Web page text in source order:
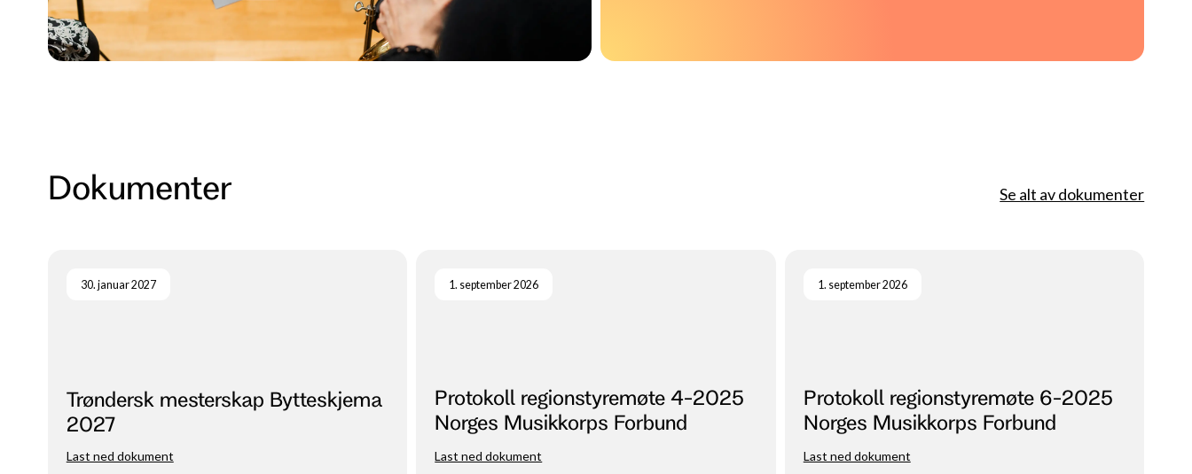
Dokumenter Se alt av dokumenter
30. januar 2027
Trøndersk mesterskap Bytteskjema
2027
Last ned dokument
1. september 2026
Protokoll regionstyremøte 4-2025
Norges Musikkorps Forbund
Nordvest
Last ned dokument
1. september 2026
Protokoll regionstyremøte 6-2025
Norges Musikkorps Forbund
Nordvest
Last ned dokument